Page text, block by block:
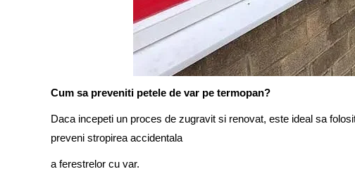
Cum sa preveniti petele de var pe termopan?
Daca incepeti un proces de zugravit si renovat, este ideal sa
preveni stropirea accidentala
a ferestrelor cu var.